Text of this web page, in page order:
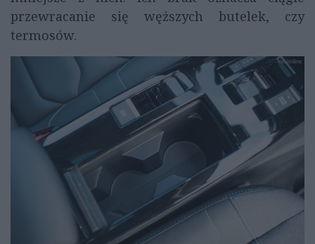
przewracanie się węższych butelek, czy
termosów.